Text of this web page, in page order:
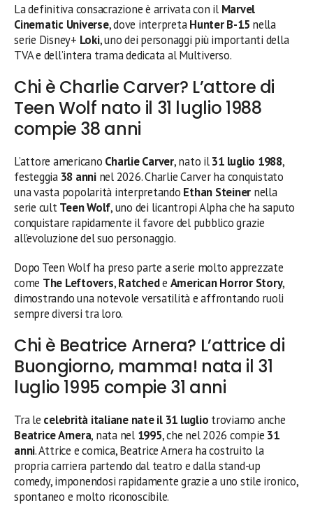
La definitiva consacrazione è arrivata con il Marvel
Cinematic Universe, dove interpretaHunter B-15 nella
serie Disney+ Loki, uno dei personaggi più importanti della
TVA e dell’intera trama dedicata al Multiverso.
Chi è Charlie Carver? L’attore di
Teen Wolf nato il 31 luglio 1988
compie 38 anni
L’attore americano Charlie Carver, nato il31 luglio 1988,
festeggia 38 anninel 2026. Charlie Carver ha conquistato
una vasta popolarità interpretando Ethan Steiner nella
serie cultTeen Wolf, uno dei licantropi Alpha che ha saputo
conquistare rapidamente il favore del pubblico grazie
all’evoluzione del suo personaggio.
Dopo Teen Wolf ha preso parte a serie molto apprezzate
come The Leftovers,Ratchede American Horror Story,
dimostrando una notevole versatilità e affrontando ruoli
sempre diversi tra loro.
Chi è Beatrice Arnera? L’attrice di
Buongiorno, mamma! nata il 31
luglio 1995 compie 31 anni
Tra le celebrità italiane nate il 31 luglio troviamo anche
Beatrice Arnera, nata nel 1995, che nel 2026 compie 31
anni. Attrice e comica, Beatrice Arnera ha costruito la
propria carriera partendo dal teatro e dalla stand-up
comedy, imponendosi rapidamente grazie a uno stile ironico,
spontaneo e molto riconoscibile.